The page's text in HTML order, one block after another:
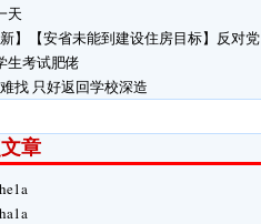
天
新】【安省未能到建设住房目标】反对党
生考试肥佬
找 只好返回学校深造
章